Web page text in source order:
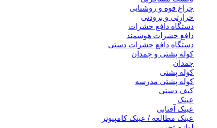
چراغ قوه و روشنایی
حرارتی و برودتی
دستگاه دافع حشرات
دافع حشرات هوشمند
دستگاه دافع حشرات دستی
کوله پشتی و چمدان
چمدان
کوله پشتی
کوله پشتی مدرسه
کیف دستی
عینک
عینک آفتابی
عینک مطالعه / عینک کامپیوتر